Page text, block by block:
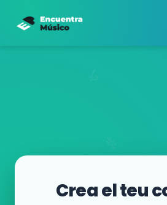
Crea el teu